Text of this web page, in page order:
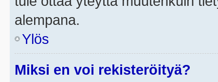
alempana.
Ylös
Miksi en voi rekisteröityä?